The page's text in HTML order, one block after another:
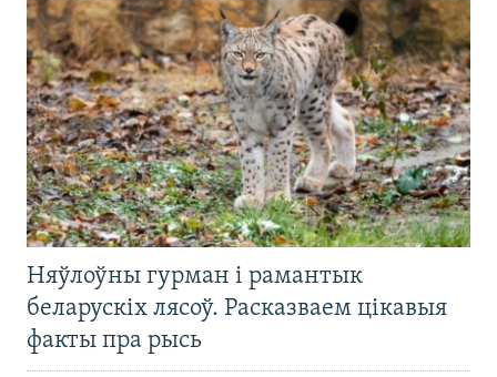
Няўлоўны гурман і рамантык
беларускіх лясоў. Расказваем цікавыя
факты пра рысь